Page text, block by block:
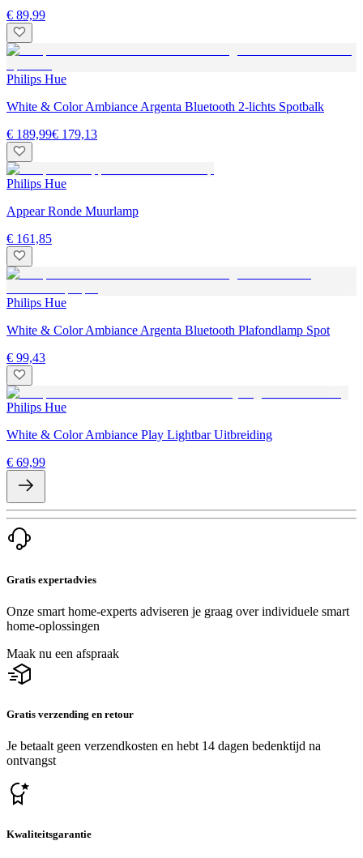
€ 89,99
Philips Hue
White & Color Ambiance Argenta Bluetooth 2-lichts Spotbalk
€ 189,99€ 179,13
Philips Hue
Appear Ronde Muurlamp
€ 161,85
Philips Hue
White & Color Ambiance Argenta Bluetooth Plafondlamp Spot
€ 99,43
Philips Hue
White & Color Ambiance Play Lightbar Uitbreiding
€ 69,99
Gratis expertadvies
Onze smart home-experts adviseren je graag over individuele smart
home-oplossingen
Maak nu een afspraak
Gratis verzending en retour
Je betaalt geen verzendkosten en hebt 14 dagen bedenktijd na
ontvangst
Kwaliteitsgarantie